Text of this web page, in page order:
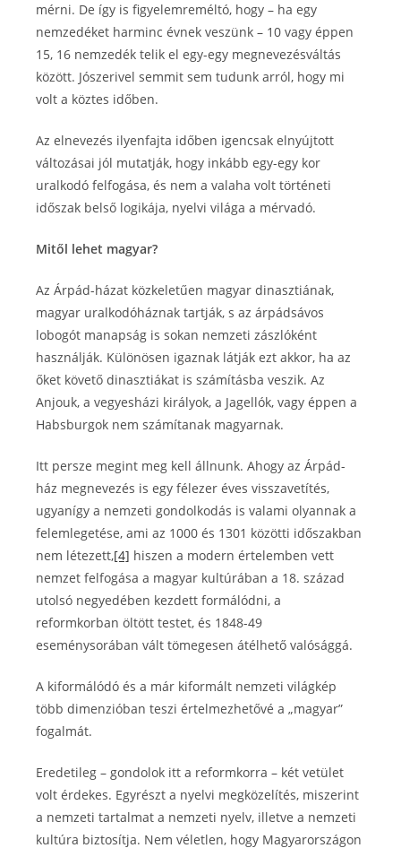
mérni. De így is figyelemreméltó, hogy – ha egy
nemzedéket harminc évnek veszünk – 10 vagy éppen
15, 16 nemzedék telik el egy-egy megnevezésváltás
között. Jószerivel semmit sem tudunk arról, hogy mi
volt a köztes időben.
Az elnevezés ilyenfajta időben igencsak elnyújtott
változásai jól mutatják, hogy inkább egy-egy kor
uralkodó felfogása, és nem a valaha volt történeti
időszak belső logikája, nyelvi világa a mérvadó.
Mitől lehet magyar?
Az Árpád-házat közkeletűen magyar dinasztiának,
magyar uralkodóháznak tartják, s az árpádsávos
lobogót manapság is sokan nemzeti zászlóként
használják. Különösen igaznak látják ezt akkor, ha az
őket követő dinasztiákat is számításba veszik. Az
Anjouk, a vegyesházi királyok, a Jagellók, vagy éppen a
Habsburgok nem számítanak magyarnak.
Itt persze megint meg kell állnunk. Ahogy az Árpád-
ház megnevezés is egy félezer éves visszavetítés,
ugyanígy a nemzeti gondolkodás is valami olyannak a
felemlegetése, ami az 1000 és 1301 közötti időszakban
nem létezett,[4] hiszen a modern értelemben vett
nemzet felfogása a magyar kultúrában a 18. század
utolsó negyedében kezdett formálódni, a
reformkorban öltött testet, és 1848-49
eseménysorában vált tömegesen átélhető valósággá.
A kiformálódó és a már kiformált nemzeti világkép
több dimenzióban teszi értelmezhetővé a „magyar”
fogalmát.
Eredetileg – gondolok itt a reformkorra – két vetület
volt érdekes. Egyrészt a nyelvi megközelítés, miszerint
a nemzeti tartalmat a nemzeti nyelv, illetve a nemzeti
kultúra biztosítja. Nem véletlen, hogy Magyarországon